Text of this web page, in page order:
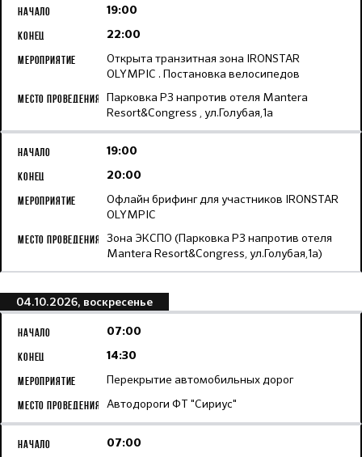
19:00
22:00
Открыта транзитная зона IRONSTAR
OLYMPIC . Постановка велосипедов
Парковка Р3 напротив отеля Mantera
Resort&Congress , ул.Голубая,1а
19:00
20:00
Офлайн брифинг для участников IRONSTAR
OLYMPIC
Зона ЭКСПО (Парковка Р3 напротив отеля
Mantera Resort&Congress, ул.Голубая,1а)
04.10.2026, воскресенье
07:00
14:30
Перекрытие автомобильных дорог
Автодороги ФТ "Сириус"
07:00